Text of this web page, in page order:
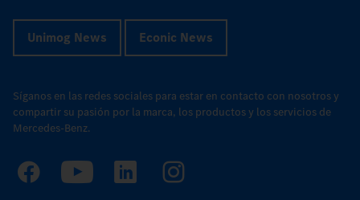
Unimog News Econic News
Síganos en las redes sociales para estar en contacto con nosotros y
compartir su pasión por la marca, los productos y los servicios de
Mercedes-Benz.